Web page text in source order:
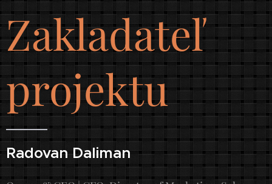
Zakladateľ
projektu
Radovan Daliman